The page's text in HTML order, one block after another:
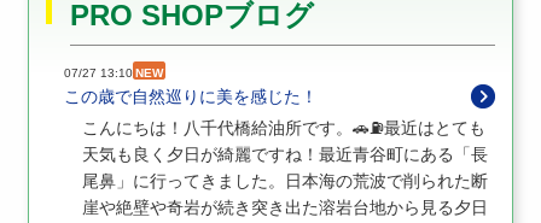
PRO SHOPブログ
07/27 13:10 NEW
この歳で自然巡りに美を感じた！
こんにちは！八千代橋給油所です。🚗⛽️最近はとても
天気も良く夕日が綺麗ですね！最近青谷町にある「長
尾鼻」に行ってきました。日本海の荒波で削られた断
崖や絶壁や奇岩が続き突き出た溶岩台地から見る夕日